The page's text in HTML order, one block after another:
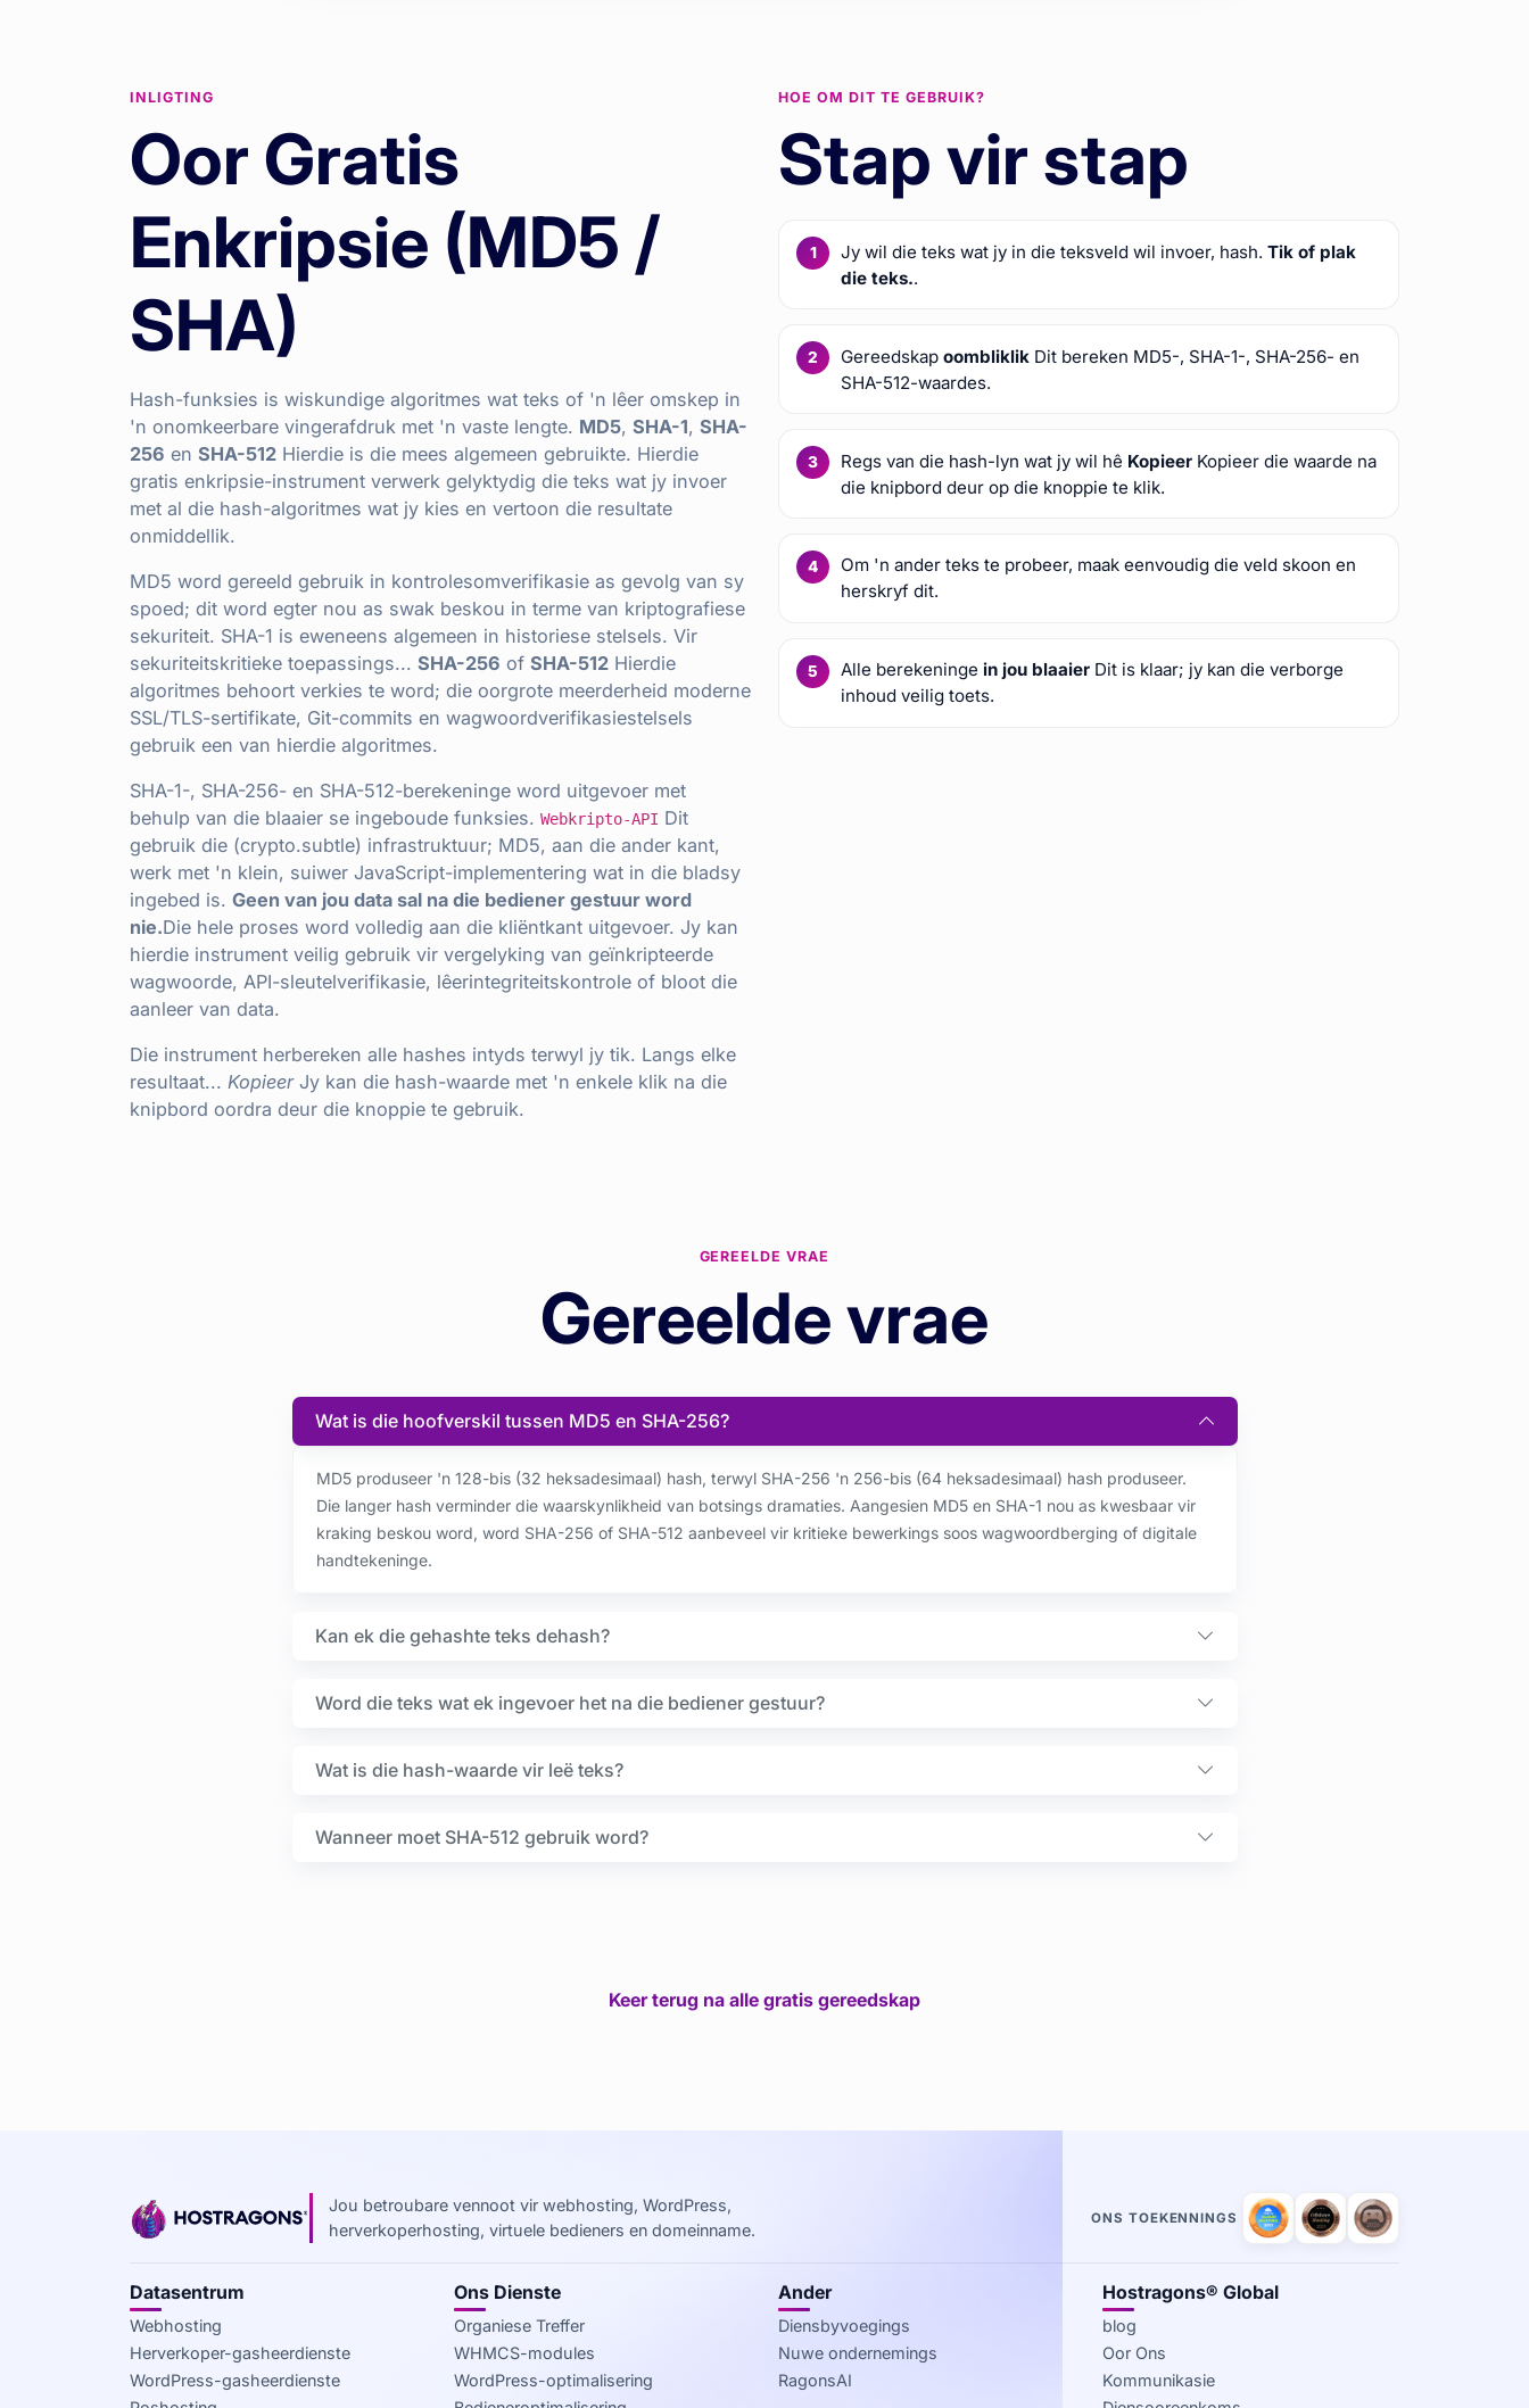
INLIGTING
Oor Gratis
Enkripsie (MD5 /
SHA)
Hash-funksies is wiskundige algoritmes wat teks of 'n lêer omskep in
'n onomkeerbare vingerafdruk met 'n vaste lengte. MD5, SHA-1, SHA-
256 en SHA-512 Hierdie is die mees algemeen gebruikte. Hierdie
gratis enkripsie-instrument verwerk gelyktydig die teks wat jy invoer
met al die hash-algoritmes wat jy kies en vertoon die resultate
onmiddellik.
MD5 word gereeld gebruik in kontrolesomverifikasie as gevolg van sy
spoed; dit word egter nou as swak beskou in terme van kriptografiese
sekuriteit. SHA-1 is eweneens algemeen in historiese stelsels. Vir
sekuriteitskritieke toepassings... SHA-256 of SHA-512 Hierdie
algoritmes behoort verkies te word; die oorgrote meerderheid moderne
SSL/TLS-sertifikate, Git-commits en wagwoordverifikasiestelsels
gebruik een van hierdie algoritmes.
SHA-1-, SHA-256- en SHA-512-berekeninge word uitgevoer met
behulp van die blaaier se ingeboude funksies. Webkripto-API Dit
gebruik die (crypto.subtle) infrastruktuur; MD5, aan die ander kant,
werk met 'n klein, suiwer JavaScript-implementering wat in die bladsy
ingebed is. Geen van jou data sal na die bediener gestuur word
nie.Die hele proses word volledig aan die kliëntkant uitgevoer. Jy kan
hierdie instrument veilig gebruik vir vergelyking van geïnkripteerde
wagwoorde, API-sleutelverifikasie, lêerintegriteitskontrole of bloot die
aanleer van data.
Die instrument herbereken alle hashes intyds terwyl jy tik. Langs elke
resultaat... KopieerJy kan die hash-waarde met 'n enkele klik na die
knipbord oordra deur die knoppie te gebruik.
HOE OM DIT TE GEBRUIK?
Stap vir stap
Jy wil die teks wat jy in die teksveld wil invoer, hash.Tik of plak
die teks..
Gereedskapoombliklik Dit bereken MD5-, SHA-1-, SHA-256- en
SHA-512-waardes.
Regs van die hash-lyn wat jy wil hê Kopieer Kopieer die waarde na
die knipbord deur op die knoppie te klik.
Om 'n ander teks te probeer, maak eenvoudig die veld skoon en
herskryf dit.
Alle berekeningein jou blaaier Dit is klaar; jy kan die verborge
inhoud veilig toets.
GEREELDE VRAE
Gereelde vrae
Wat is die hoofverskil tussen MD5 en SHA-256?
MD5 produseer 'n 128-bis (32 heksadesimaal) hash, terwyl SHA-256 'n 256-bis (64 heksadesimaal) hash produseer.
Die langer hash verminder die waarskynlikheid van botsings dramaties. Aangesien MD5 en SHA-1 nou as kwesbaar vir
kraking beskou word, word SHA-256 of SHA-512 aanbeveel vir kritieke bewerkings soos wagwoordberging of digitale
handtekeninge.
Kan ek die gehashte teks dehash?
Word die teks wat ek ingevoer het na die bediener gestuur?
Wat is die hash-waarde vir leë teks?
Wanneer moet SHA-512 gebruik word?
Keer terug na alle gratis gereedskap
Jou betroubare vennoot vir webhosting, WordPress,
herverkoperhosting, virtuele bedieners en domeinname.
ONS TOEKENNINGS
Datasentrum
Webhosting
Herverkoper-gasheerdienste
WordPress-gasheerdienste
Ons Dienste
Organiese Treffer
WHMCS-modules
WordPress-optimalisering
Ander
Diensbyvoegings
Nuwe ondernemings
RagonsAI
Hostragons® Global
blog
Oor Ons
Kommunikasie